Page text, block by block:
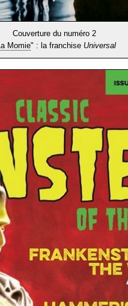
Couverture du numéro 2
La Momie" : la franchise Universal